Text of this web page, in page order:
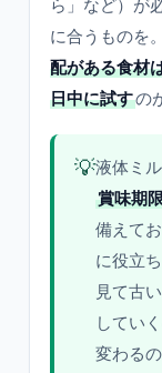
ら」など）が
に合うものを
配がある食材
日中に試すの
💡液体ミ
賞味期
備えて
に役立
見て古
してい
変わる